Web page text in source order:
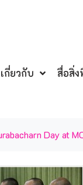
เกี่ยวกับ สื่อสิ่
Day at